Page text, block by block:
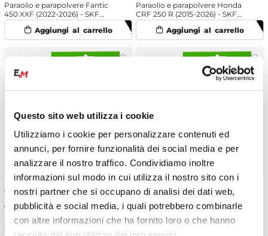
Questo sito web utilizza i cookie
Utilizziamo i cookie per personalizzare contenuti ed
annunci, per fornire funzionalità dei social media e per
analizzare il nostro traffico. Condividiamo inoltre
informazioni sul modo in cui utilizza il nostro sito con i
nostri partner che si occupano di analisi dei dati web,
pubblicità e social media, i quali potrebbero combinarle
con altre informazioni che ha fornito loro o che hanno
Paraolio e parapolvere Fantic
450 XXF (2022-2026) - SKF
doppia mescola
Paraolio e parapolvere Honda
CRF 250 R (2015-2026) - SKF
doppia mescola
€ 35.81 -5%
€ 37.69
Paraolio e parapolvere Fantic
250 XX (2022-2026) - SKF labbro
€ 35.81 -5%
€ 37.69
Paraolio e parapolvere Ducati
Desmo 450 MX (2025) - SKF